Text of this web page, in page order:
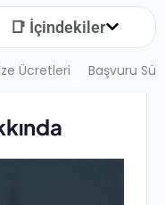
📑 İçindekiler
Ücretleri Başvuru